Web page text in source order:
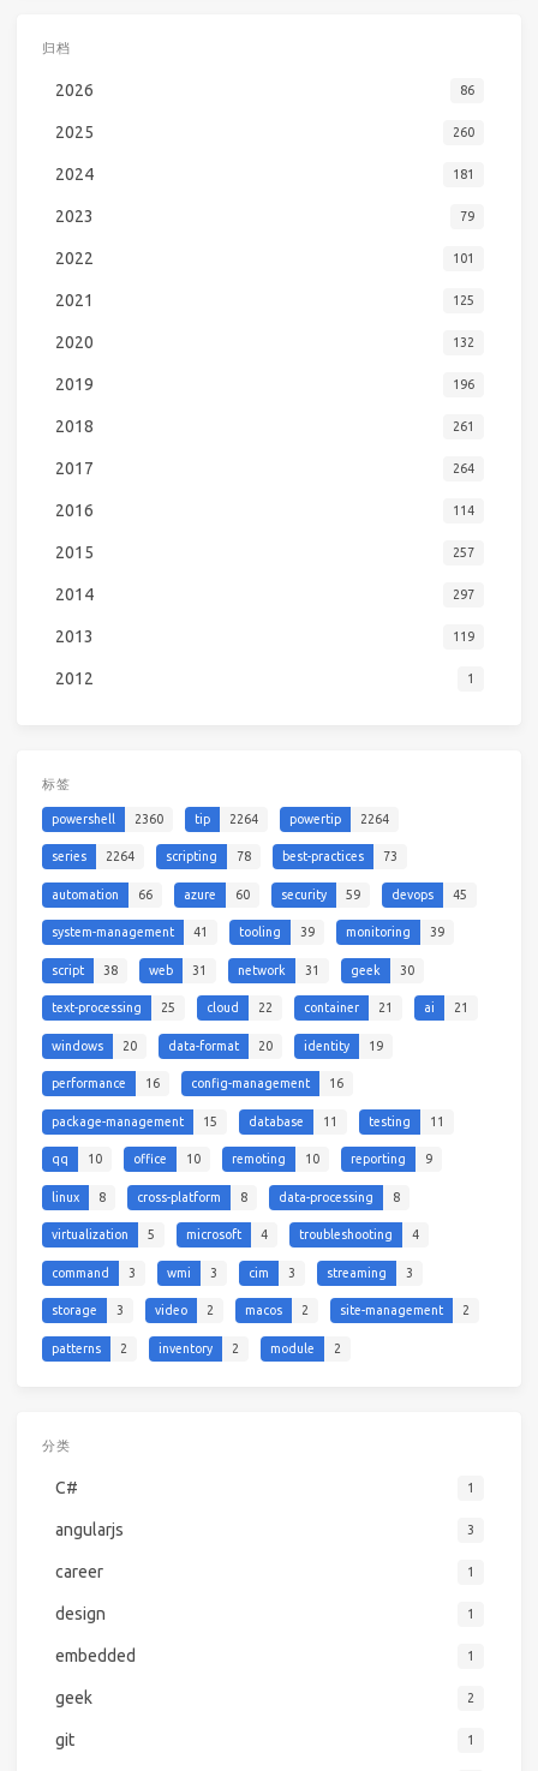
归档
2026 86
2025 260
2024 181
2023 79
2022 101
2021 125
2020 132
2019 196
2018 261
2017 264
2016 114
2015 257
2014 297
2013 119
2012 1
标签
powershell 2360 tip 2264 powertip 2264
series 2264 scripting 78 best-practices 73
automation 66 azure 60 security 59 devops 45
system-management 41 tooling 39 monitoring 39
script 38 web 31 network 31 geek 30
text-processing 25 cloud 22 container 21 ai 21
windows 20 data-format 20 identity 19
performance 16 config-management 16
package-management 15 database 11 testing 11
qq 10 office 10 remoting 10 reporting 9
linux 8 cross-platform 8 data-processing 8
virtualization 5 microsoft 4 troubleshooting 4
command 3 wmi 3 cim 3 streaming 3
storage 3 video 2 macos 2 site-management 2
patterns 2 inventory 2 module 2
分类
C# 1
angularjs 3
career 1
design 1
embedded 1
geek 2
git 1